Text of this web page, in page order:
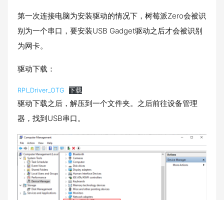
第一次连接电脑为安装驱动的情况下，树莓派Zero会被识
别为一个串口，要安装USB Gadget驱动之后才会被识别
为网卡。
驱动下载：
RPI_Driver_OTG 下载
驱动下载之后，解压到一个文件夹。之后前往设备管理
器，找到USB串口。